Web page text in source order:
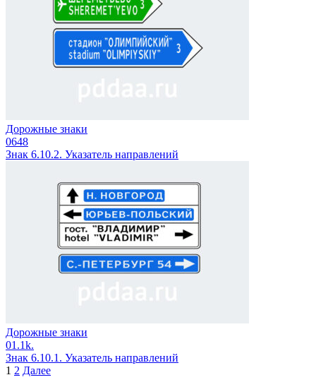
Дорожные знаки
0648
Знак 6.10.2. Указатель направлений
Дорожные знаки
01.1k.
Знак 6.10.1. Указатель направлений
Пагинация
1 2 Далее